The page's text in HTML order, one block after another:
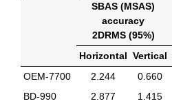
SBAS (MSAS)
accuracy
2DRMS (95%)
Horizontal Vertical
OEM-7700
2.244 0.660
BD-990
2.877 1.415